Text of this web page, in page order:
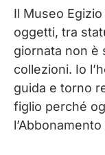
Il Museo
oggetti, tra
giornata non è
collezioni. Io
guida e torno
figlio perché